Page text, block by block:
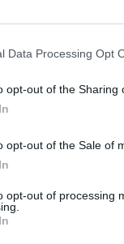
Data Processing Opt
opt-out of the Sharing
opt-out of the Sale of
opt-out of processing
mus
ir jos
Todėl
įsipareigoję
veikia, bet
investuos į
Šakalienė.